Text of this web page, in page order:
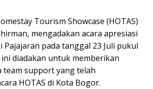
Tourism Showcase (HOTAS)
mengadakan acara apresiasi
Pajajaran pada tanggal 23 Juli pukul
ini diadakan untuk memberikan
team support yang telah
HOTAS di Kota Bogor.